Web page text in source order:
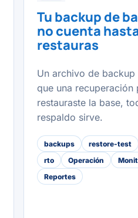
Tu backup de
no cuenta
restauras
Un archivo de
que una recuperación
restauraste la base,
respaldo sirve.
backups restore-test
rto
Operación
Reportes